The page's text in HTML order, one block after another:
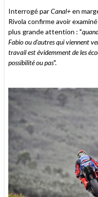
Interrogé parCanal+en
Rivola confirme avoir
plus grande attention : "
Fabio ou d'autres qui viennent
travail est évidemment de les
possibilité ou pas".